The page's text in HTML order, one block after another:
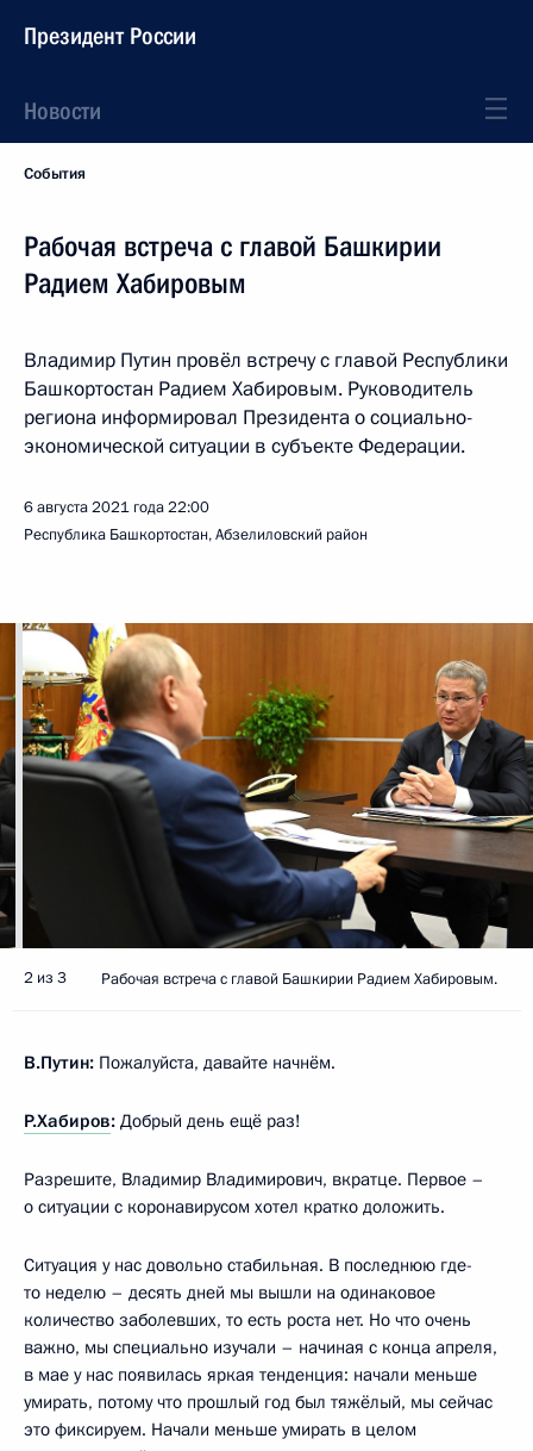
Президент России
Новости
События
Рабочая встреча с главой Башкирии
Радием Хабировым
Владимир Путин провёл встречу с главой Республики
Башкортостан Радием Хабировым. Руководитель
региона информировал Президента о социально-
экономической ситуации в субъекте Федерации.
6 августа 2021 года22:00
Республика Башкортостан, Абзелиловский район
2 из 3 Рабочая встреча с главой Башкирии Радием Хабировым.
В.Путин: Пожалуйста, давайте начнём.
Р.Хабиров: Добрый день ещё раз!
Разрешите, Владимир Владимирович, вкратце. Первое –
о ситуации с коронавирусом хотел кратко доложить.
Ситуация у нас довольно стабильная. В последнюю где-
то неделю – десять дней мы вышли на одинаковое
количество заболевших, то есть роста нет. Но что очень
важно, мы специально изучали – начиная с конца апреля,
в мае у нас появилась яркая тенденция: начали меньше
умирать, потому что прошлый год был тяжёлый, мы сейчас
это фиксируем. Начали меньше умирать в целом